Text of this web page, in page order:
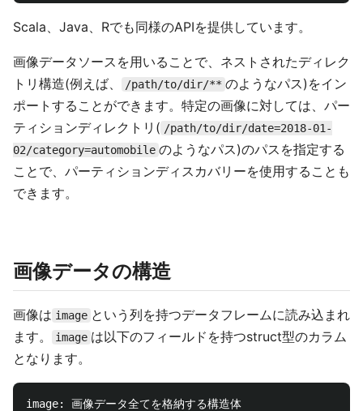
Scala、Java、Rでも同様のAPIを提供しています。
画像データソースを用いることで、ネストされたディレク
トリ構造(例えば、
/path/to/dir/** のようなパス)をイン
ポートすることができます。特定の画像に対しては、パー
ティションディレクトリ( /path/to/dir/date=2018-01-
02/category=automobile のようなパス)のパスを指定する
ことで、パーティションディスカバリーを使用することも
できます。
画像データの構造
画像は image という列を持つデータフレームに読み込まれ
ます。
image は以下のフィールドを持つstruct型のカラム
となります。
image: 画像データ全てを格納する構造体